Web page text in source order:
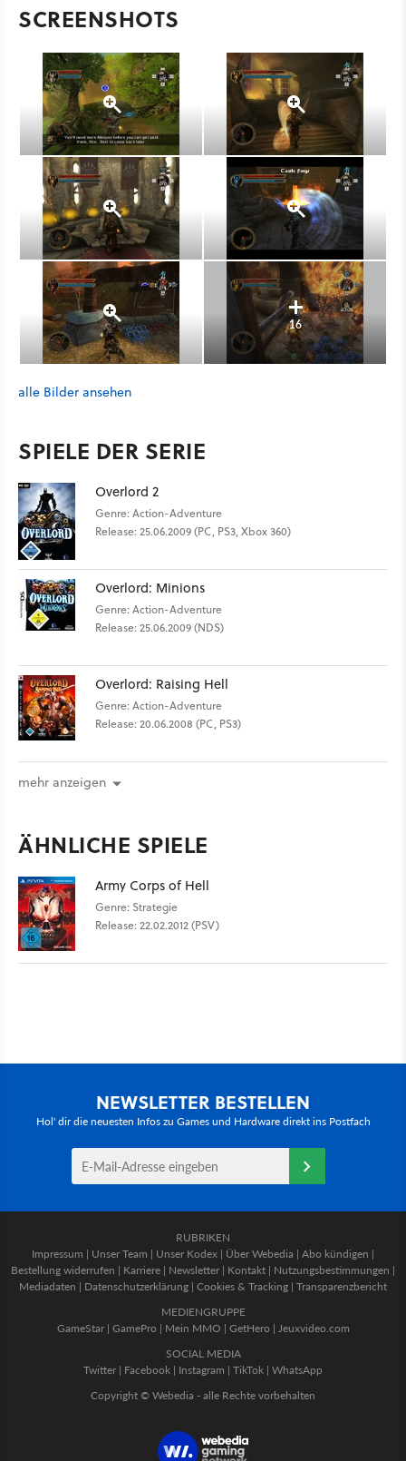
SCREENSHOTS
16
alle Bilder ansehen
SPIELE DER SERIE
Overlord 2
Genre: Action-Adventure
Release: 25.06.2009 (PC, PS3, Xbox 360)
Overlord: Minions
Genre: Action-Adventure
Release: 25.06.2009 (NDS)
Overlord: Raising Hell
Genre: Action-Adventure
Release: 20.06.2008 (PC, PS3)
mehr anzeigen
ÄHNLICHE SPIELE
Army Corps of Hell
Genre: Strategie
Release: 22.02.2012 (PSV)
NEWSLETTER BESTELLEN
Hol' dir die neuesten Infos zu Games und Hardware direkt ins Postfach
RUBRIKEN
Impressum | Unser Team | Unser Kodex | Über Webedia | Abo kündigen |
Bestellung widerrufen | Karriere | Newsletter | Kontakt | Nutzungsbestimmungen |
Mediadaten | Datenschutzerklärung | Cookies & Tracking | Transparenzbericht
MEDIENGRUPPE
GameStar| GamePro | Mein MMO | GetHero | Jeuxvideo.com
SOCIAL MEDIA
Twitter | Facebook | Instagram | TikTok | WhatsApp
Copyright © Webedia - alle Rechte vorbehalten